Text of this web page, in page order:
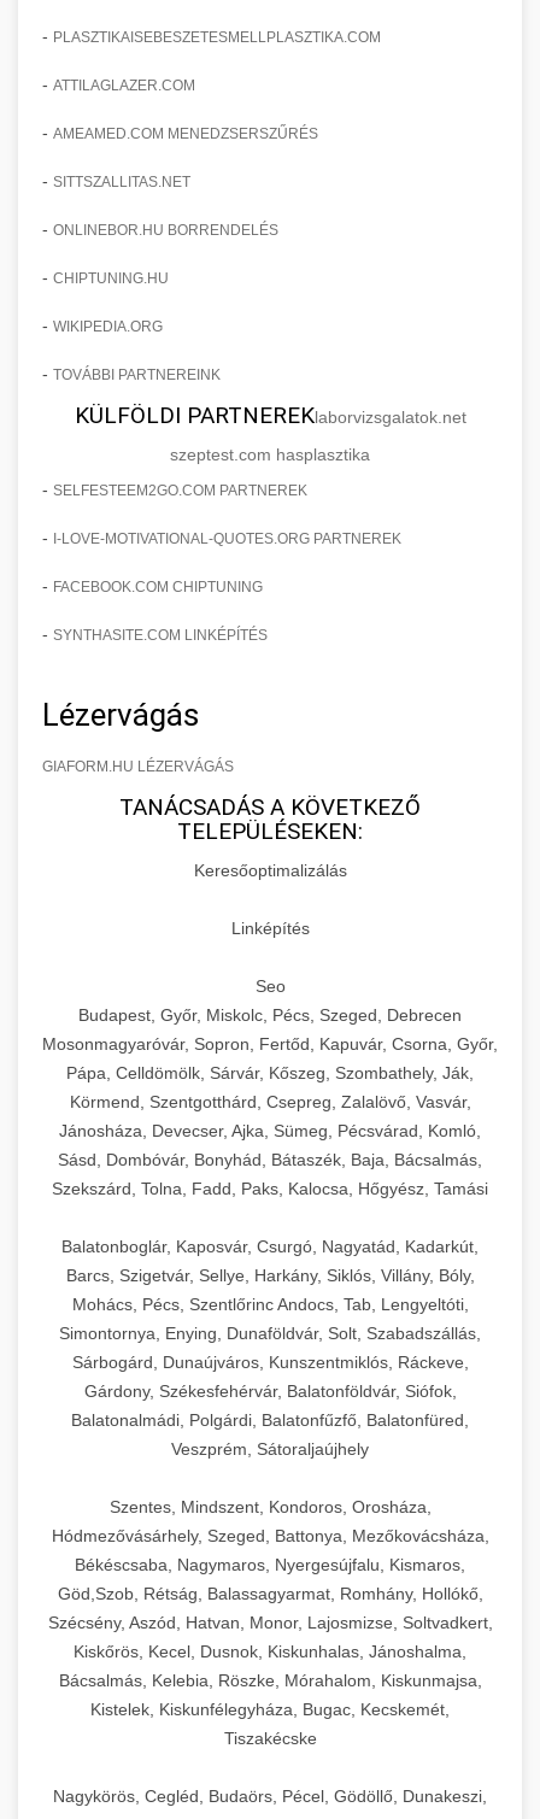
- PLASZTIKAISEBESZETESMELLPLASZTIKA.COM
- ATTILAGLAZER.COM
- AMEAMED.COM MENEDZSERSZŰRÉS
- SITTSZALLITAS.NET
- ONLINEBOR.HU BORRENDELÉS
- CHIPTUNING.HU
- WIKIPEDIA.ORG
- TOVÁBBI PARTNEREINK
KÜLFÖLDI PARTNEREKlaborvizsgalatok.net
szeptest.com hasplasztika
- SELFESTEEM2GO.COM PARTNEREK
- I-LOVE-MOTIVATIONAL-QUOTES.ORG PARTNEREK
- FACEBOOK.COM CHIPTUNING
- SYNTHASITE.COM LINKÉPÍTÉS
Lézervágás
GIAFORM.HU LÉZERVÁGÁS
TANÁCSADÁS A KÖVETKEZŐ
TELEPÜLÉSEKEN:
Keresőoptimalizálás
Linképítés
Seo
Budapest, Győr, Miskolc, Pécs, Szeged, Debrecen
Mosonmagyaróvár, Sopron, Fertőd, Kapuvár, Csorna, Győr,
Pápa, Celldömölk, Sárvár, Kőszeg, Szombathely, Ják,
Körmend, Szentgotthárd, Csepreg, Zalalövő, Vasvár,
Jánosháza, Devecser, Ajka, Sümeg, Pécsvárad, Komló,
Sásd, Dombóvár, Bonyhád, Bátaszék, Baja, Bácsalmás,
Szekszárd, Tolna, Fadd, Paks, Kalocsa, Hőgyész, Tamási
Balatonboglár, Kaposvár, Csurgó, Nagyatád, Kadarkút,
Barcs, Szigetvár, Sellye, Harkány, Siklós, Villány, Bóly,
Mohács, Pécs, Szentlőrinc Andocs, Tab, Lengyeltóti,
Simontornya, Enying, Dunaföldvár, Solt, Szabadszállás,
Sárbogárd, Dunaújváros, Kunszentmiklós, Ráckeve,
Gárdony, Székesfehérvár, Balatonföldvár, Siófok,
Balatonalmádi, Polgárdi, Balatonfűzfő, Balatonfüred,
Veszprém, Sátoraljaújhely
Szentes, Mindszent, Kondoros, Orosháza,
Hódmezővásárhely, Szeged, Battonya, Mezőkovácsháza,
Békéscsaba, Nagymaros, Nyergesújfalu, Kismaros,
Göd,Szob, Rétság, Balassagyarmat, Romhány, Hollókő,
Szécsény, Aszód, Hatvan, Monor, Lajosmizse, Soltvadkert,
Kiskőrös, Kecel, Dusnok, Kiskunhalas, Jánoshalma,
Bácsalmás, Kelebia, Röszke, Mórahalom, Kiskunmajsa,
Kistelek, Kiskunfélegyháza, Bugac, Kecskemét,
Tiszakécske
Nagykörös, Cegléd, Budaörs, Pécel, Gödöllő, Dunakeszi,